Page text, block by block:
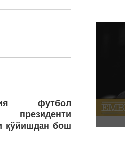
футбол
қўйишдан бош